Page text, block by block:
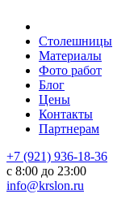
Столешницы
Материалы
Фото работ
Блог
Цены
Контакты
Партнерам
+7 (921) 936-18-36
с 8:00 до 23:00
info@krslon.ru